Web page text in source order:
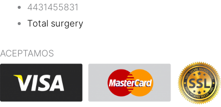
4431455831
Total surgery
ACEPTAMOS